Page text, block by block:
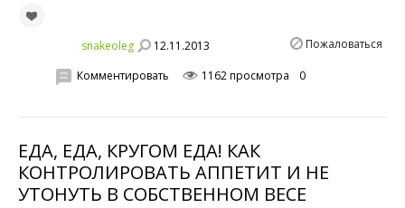
snakeoleg 12.11.2013 Пожаловаться
Комментировать 1162 просмотра 0
ЕДА, ЕДА, КРУГОМ ЕДА! КАК
КОНТРОЛИРОВАТЬ АППЕТИТ И НЕ
УТОНУТЬ В СОБСТВЕННОМ ВЕСЕ